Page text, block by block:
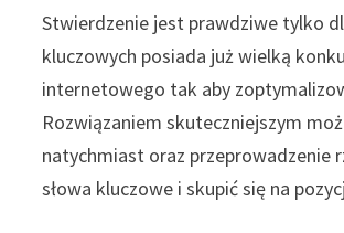
Stwierdzenie jest prawdziwe tylko
kluczowych posiada już wielką
internetowego tak aby
Rozwiązaniem skuteczniejszym
natychmiast oraz przeprowadzenie
słowa kluczowe i skupić się na